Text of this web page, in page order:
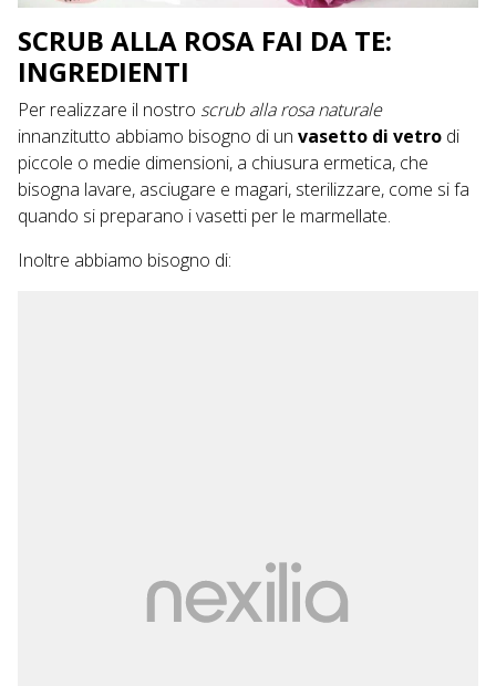
SCRUB ALLA ROSA FAI DA TE:
INGREDIENTI
Per realizzare il nostro scrub alla rosa naturale
innanzitutto abbiamo bisogno di un vasetto di vetro di
piccole o medie dimensioni, a chiusura ermetica, che
bisogna lavare, asciugare e magari, sterilizzare, come si fa
quando si preparano i vasetti per le marmellate.
Inoltre abbiamo bisogno di: